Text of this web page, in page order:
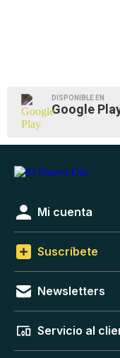
DISPONIBLE EN
Google
Mi cuenta
Suscríbete
Newsletters
Servicio al